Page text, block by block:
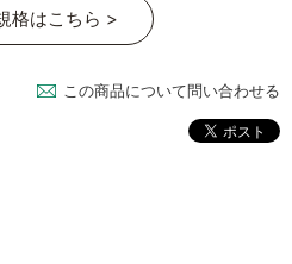
格はこちら >
この商品について問い合わせる